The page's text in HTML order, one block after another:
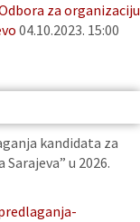
za organizaciju
04.10.2023. 15:00
kandidata za
u 2026.